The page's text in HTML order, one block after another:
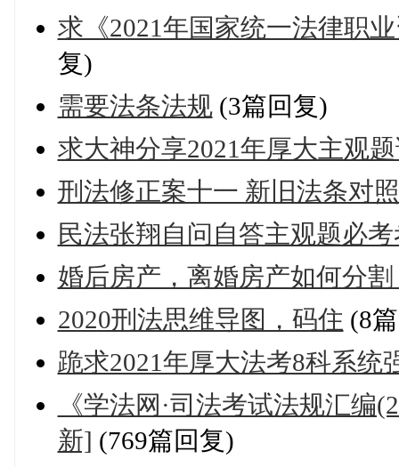
求《2021年国家统一法律职
复)
需要法条法规(3篇回复)
求大神分享2021年厚大主观
刑法修正案十一 新旧法条对
民法张翔自问自答主观题必
婚后房产，离婚房产如何分
2020刑法思维导图，码住 (8
跪求2021年厚大法考8科系统
《学法网·司法考试法规汇
新] (769篇回复)